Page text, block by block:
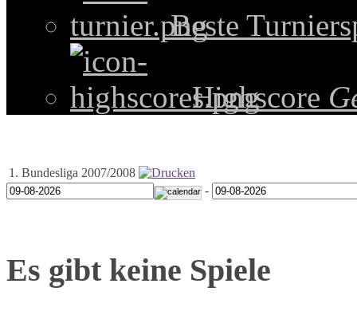
Beste
Highscore
1. Bundesliga 2007/2008
-
Es gibt keine Spiele